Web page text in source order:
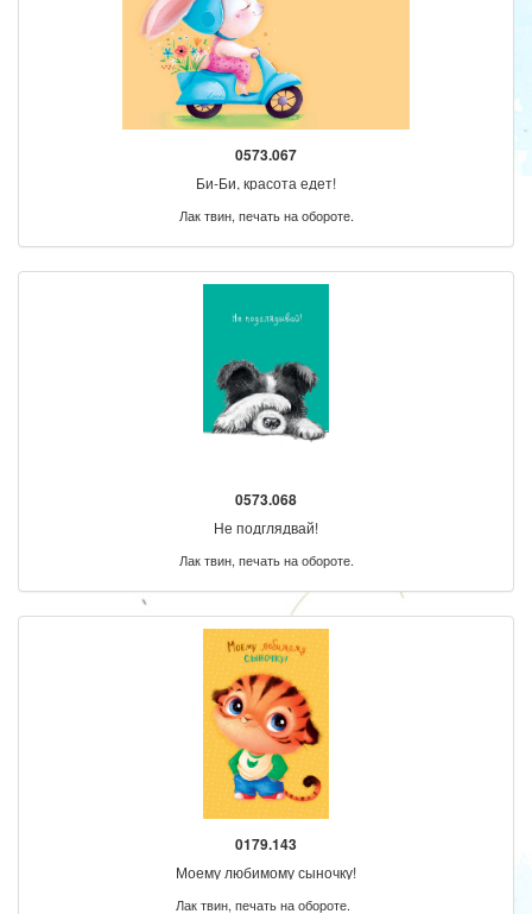
0573.067
Би-Би, красота едет!
Лак твин, печать на обороте.
0573.068
Не подглядвай!
Лак твин, печать на обороте.
0179.143
Моему любимому сыночку!
Лак твин, печать на обороте.